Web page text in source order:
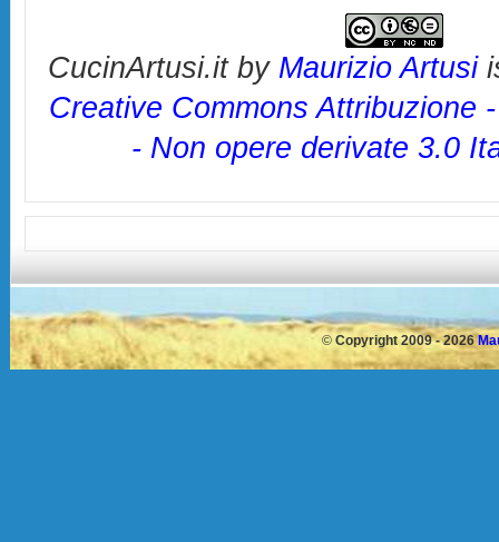
CucinArtusi.itby Maurizio Artusi
Creative Commons Attribuzione
- Non opere derivate 3.0
© Copyright 2009 - 2026